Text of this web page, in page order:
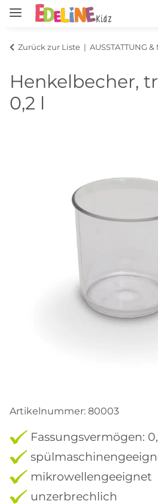
Zurück zur Liste AUSSTATTUNG &
Henkelbecher,
0,2 l
Artikelnummer: 80003
Fassungsvermögen:
mikrowellengeeignet
unzerbrechlich